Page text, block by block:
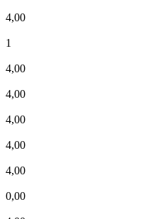
4,00
1
4,00
4,00
4,00
4,00
4,00
0,00